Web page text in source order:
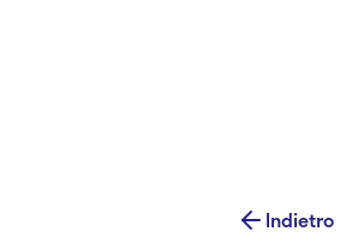
Indietro